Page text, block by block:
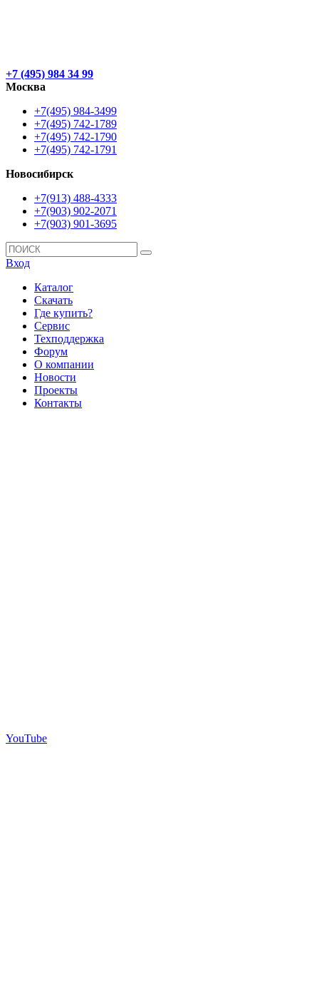
+7 (495) 984 34 99
Москва
+7(495) 984-3499
+7(495) 742-1789
+7(495) 742-1790
+7(495) 742-1791
Новосибирск
+7(913) 488-4333
+7(903) 902-2071
+7(903) 901-3695
Вход
Каталог
Скачать
Где купить?
Сервис
Техподдержка
Форум
О компании
Новости
Проекты
Контакты
YouTube